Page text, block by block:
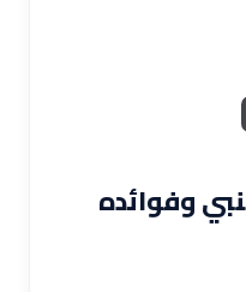
وفوائده